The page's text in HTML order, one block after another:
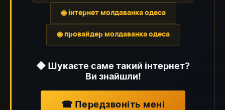
◉ інтернет молдаванка одеса
◉ провайдер молдаванка одеса
◆ Шукаєте саме такий інтернет?
Ви знайшли!
☎ Передзвоніть мені